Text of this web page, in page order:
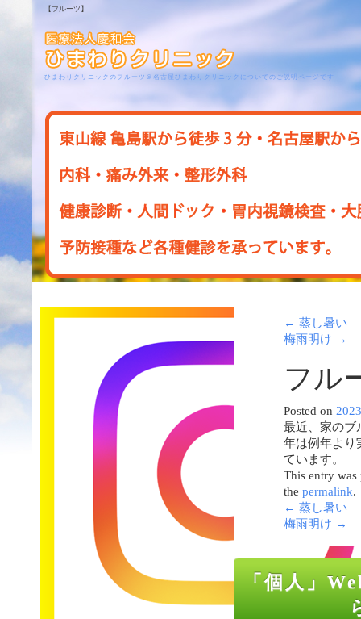
【フルーツ】
ひまわりクリニックのフルーツ＠名古屋ひまわりクリニックについてのご説明ページです
← 蒸し暑い
梅雨明け →
フル
Posted on
最近、家のブ
年は例年より
ています。
This entry
the permalink.
← 蒸し暑い
梅雨明け →
「個人」